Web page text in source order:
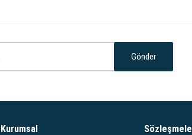
Gönder
Kurumsal